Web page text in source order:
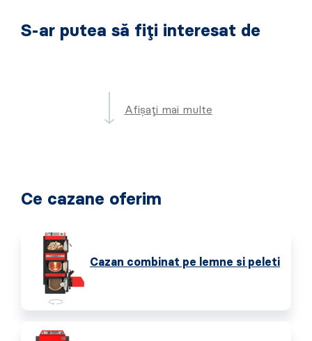
S-ar putea să fiți interesat de
Afișați mai multe
Ce cazane oferim
Cazan combinat pe lemne si peleti